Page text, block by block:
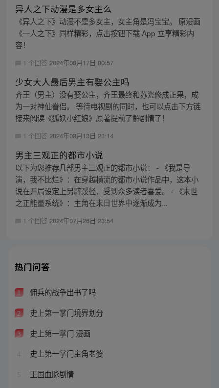
异人之下动漫是多女主么
《异人之下》动漫不是多女主，女主角是冯宝宝。 原漫画
《一人之下》同样精彩，点击按钮下载 App 立享精彩内
容！
1 个回答 2024年08月17日 00:57
少女大人最后男主有娶公主吗
齐王（男主）没有娶公主，齐王最终和苏瓷修成正果，成
为一对神仙眷侣。 等待电视剧的同时，也可以点击下方链
接来阅读《狐妖小红娘》原著提前了解剧情了！
1 个回答 2024年08月13日 23:14
男主三观正的都市小说
以下为您推荐几部男主三观正的都市小说： - 《我是导
演，我不比烂》：在穿越横流的都市小说作品中，这本小
说在开局设定上另辟蹊径，受到众多读者喜爱。 - 《末世
之正能量系统》：主角在末日世界中逐渐成为...
1 个回答 2024年07月26日 23:54
热门问答
1 佣兵的战争出书了吗
2 史上第一掌门境界划分
3 史上第一掌门 漫画
4 史上第一掌门主角老婆
5 王国血脉剧情